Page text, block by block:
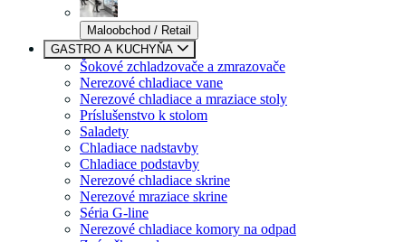
Maloobchod / Retail
GASTRO A KUCHYŇA
Šokové zchladzovače a zmrazovače
Nerezové chladiace vane
Nerezové chladiace a mraziace stoly
Príslušenstvo k stolom
Saladety
Chladiace nadstavby
Chladiace podstavby
Nerezové chladiace skrine
Nerezové mraziace skrine
Séria G-line
Nerezové chladiace komory na odpad